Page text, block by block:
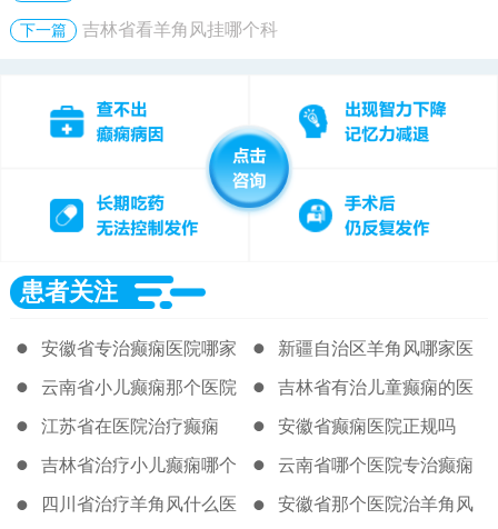
下一篇 吉林省看羊角风挂哪个科
患者关注
安徽省专治癫痫医院哪家
好
新疆自治区羊角风哪家医
院治疗的好
云南省小儿癫痫那个医院
很好
吉林省有治儿童癫痫的医
院吗
江苏省在医院治疗癫痫 安徽省癫痫医院正规吗
吉林省治疗小儿癫痫哪个
医院好
云南省哪个医院专治癫痫
病
四川省治疗羊角风什么医 安徽省那个医院治羊角风